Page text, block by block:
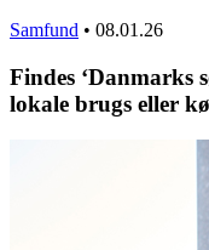
Samfund • 08.01.26
Findes ‘Danmarks
lokale brugs eller